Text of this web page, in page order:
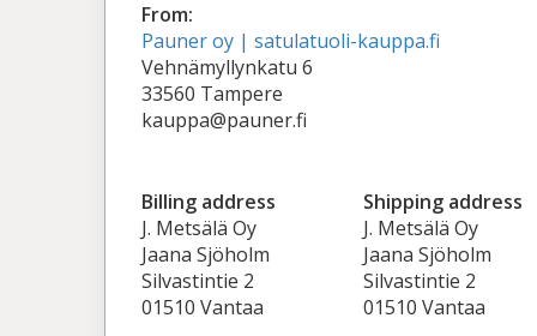
From:
Pauner oy | satulatuoli-kauppa.fi
Vehnämyllynkatu 6
33560 Tampere
kauppa@pauner.fi
Billing address
J. Metsälä Oy
Jaana Sjöholm
Silvastintie 2
01510 Vantaa
Shipping address
J. Metsälä Oy
Jaana Sjöholm
Silvastintie 2
01510 Vantaa